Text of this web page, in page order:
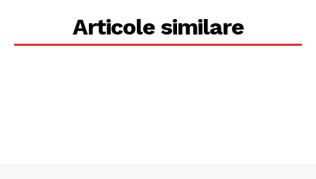
Articole similare